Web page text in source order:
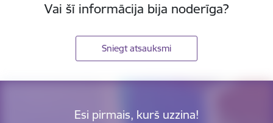
Vai šī informācija bija noderīga?
Sniegt atsauksmi
Esi pirmais, kurš uzzina!